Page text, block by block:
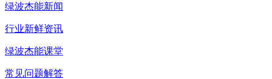
绿波杰能新闻
行业新鲜资讯
绿波杰能课堂
常见问题解答